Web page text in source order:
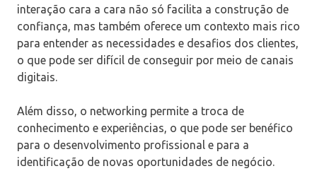
interação cara a cara não só facilita a construção de
confiança, mas também oferece um contexto mais rico
para entender as necessidades e desafios dos clientes,
o que pode ser difícil de conseguir por meio de canais
digitais.
Além disso, o networking permite a troca de
conhecimento e experiências, o que pode ser benéfico
para o desenvolvimento profissional e para a
identificação de novas oportunidades de negócio.